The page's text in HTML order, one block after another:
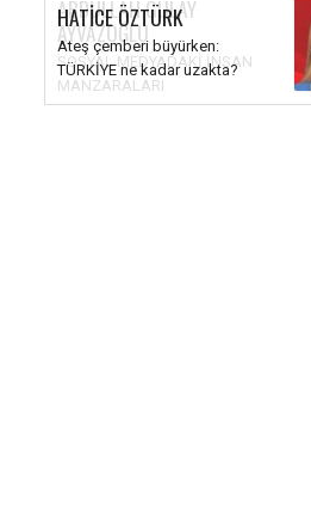
HATİCE ÖZTÜRK
Ateş çemberi büyürken:
TÜRKİYE ne kadar uzakta?